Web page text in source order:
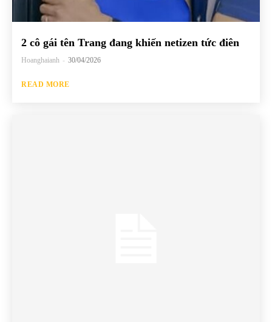
2 cô gái tên Trang đang khiến netizen tức điên
Hoanghaianh - 30/04/2026
READ MORE